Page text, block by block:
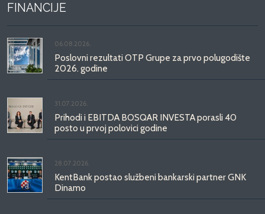
FINANCIJE
06.08.2026.
Poslovni rezultati OTP Grupe za prvo polugodište
2026. godine
31.07.2026.
Prihodi i EBITDA BOSQAR INVESTA porasli 40
posto u prvoj polovici godine
28.07.2026.
KentBank postao službeni bankarski partner GNK
Dinamo